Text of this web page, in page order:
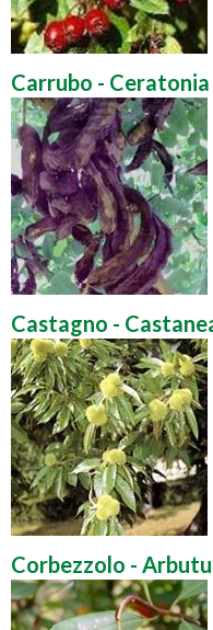
Carrubo -
Castagno -
Corbezzolo -